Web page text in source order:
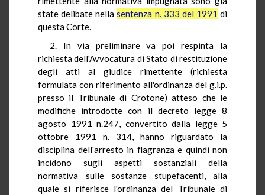
state delibate nellasentenza n. 333 del 1991 di
questa Corte.
2. In via preliminare va poi respinta la
richiesta dell'Avvocatura di Stato di restituzione
degli atti al giudice rimettente (richiesta
formulata con riferimento all'ordinanza del g.i.p.
presso il Tribunale di Crotone) atteso che le
modifiche introdotte con il decreto legge 8
agosto 1991 n.247, convertito dalla legge 5
ottobre 1991 n. 314, hanno riguardato la
disciplina dell'arresto in flagranza e quindi non
incidono sugli aspetti sostanziali della
normativa sulle sostanze stupefacenti, alla
quale si riferisce l'ordinanza del Tribunale di